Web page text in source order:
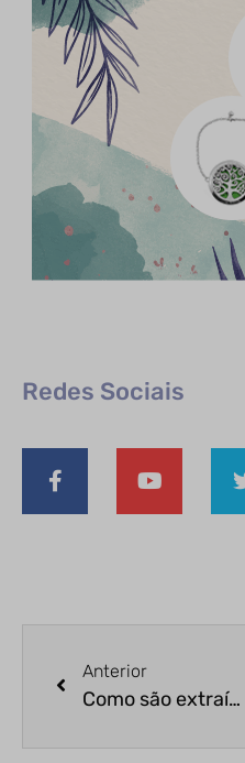
Redes Sociais
Anterior
Como são extraídos os óleos essenciais